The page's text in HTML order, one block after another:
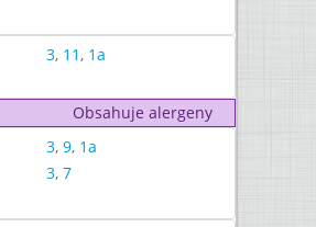
3, 11, 1a
Obsahuje alergeny
3, 9, 1a
3, 7